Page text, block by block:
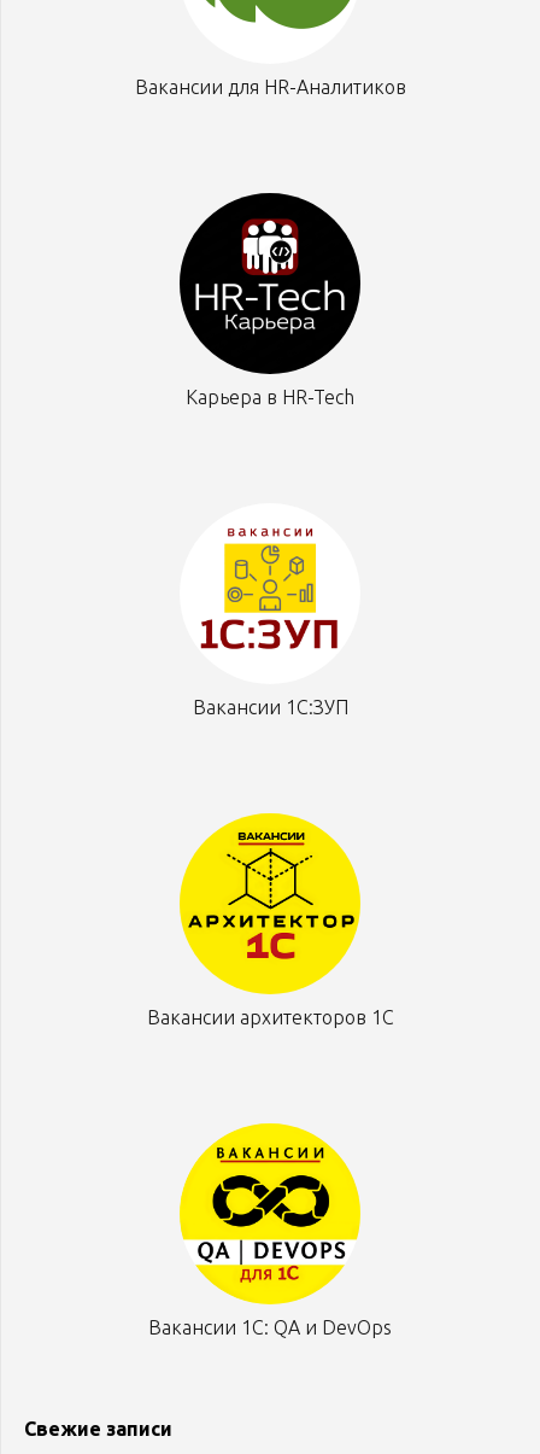
Вакансии для HR-Аналитиков
Карьера в HR-Tech
Вакансии 1С:ЗУП
Вакансии архитекторов 1С
Вакансии 1С: QA и DevOps
Свежие записи